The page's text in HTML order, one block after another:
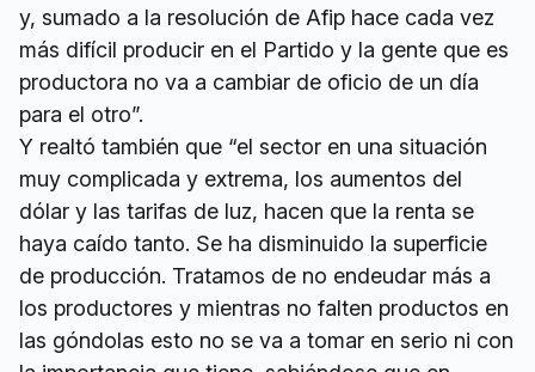
y, sumado a la resolución de Afip hace cada vez
más difícil producir en el Partido y la gente que es
productora no va a cambiar de oficio de un día
para el otro”.
Y realtó también que “el sector en una situación
muy complicada y extrema, los aumentos del
dólar y las tarifas de luz, hacen que la renta se
haya caído tanto. Se ha disminuido la superficie
de producción. Tratamos de no endeudar más a
los productores y mientras no falten productos en
las góndolas esto no se va a tomar en serio ni con